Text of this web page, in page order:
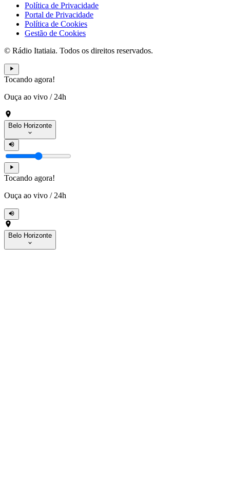
Política de Privacidade
Portal de Privacidade
Política de Cookies
Gestão de Cookies
© Rádio Itatiaia. Todos os direitos reservados.
Tocando agora!
Ouça ao vivo / 24h
Belo Horizonte
Tocando agora!
Ouça ao vivo / 24h
Belo Horizonte